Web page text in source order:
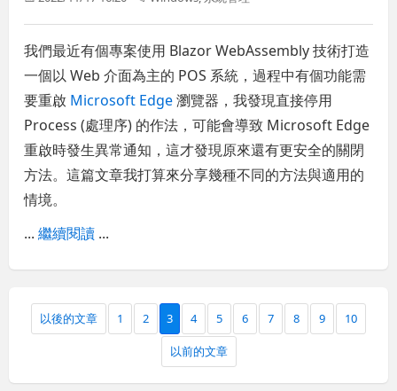
我們最近有個專案使用 Blazor WebAssembly 技術打造
一個以 Web 介面為主的 POS 系統，過程中有個功能需
要重啟 Microsoft Edge瀏覽器，我發現直接停用
Process (處理序) 的作法，可能會導致 Microsoft Edge
重啟時發生異常通知，這才發現原來還有更安全的關閉
方法。這篇文章我打算來分享幾種不同的方法與適用的
情境。
...繼續閱讀 ...
以後的文章 1 2 3 4 5 6 7 8 9 10
以前的文章